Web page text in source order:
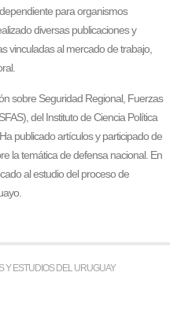
para organismos
diversas publicaciones y
vinculadas al mercado de trabajo,
sobre Seguridad Regional, Fuerzas
del Instituto de Ciencia Política
publicado artículos y participado de
la temática de defensa nacional. En
al estudio del proceso de
Y ESTUDIOS DEL URUGUAY